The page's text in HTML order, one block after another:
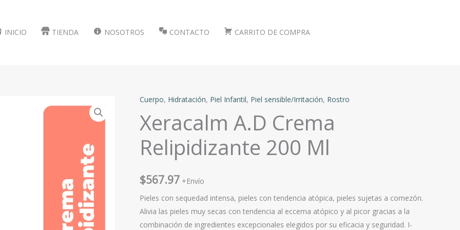
INICIO TIENDA NOSOTROS CONTACTO CARRITO DE COMPRA
Cuerpo, Hidratación, Piel Infantil, Piel sensible/Irritación, Rostro
Xeracalm A.D Crema
Relipidizante 200 Ml
$567.97 +Envío
Pieles con sequedad intensa, pieles con tendencia atópica, pieles sujetas a comezón.
Alivia las pieles muy secas con tendencia al eccema atópico y al picor gracias a la
combinación de ingredientes excepcionales elegidos por su eficacia y seguridad. I-